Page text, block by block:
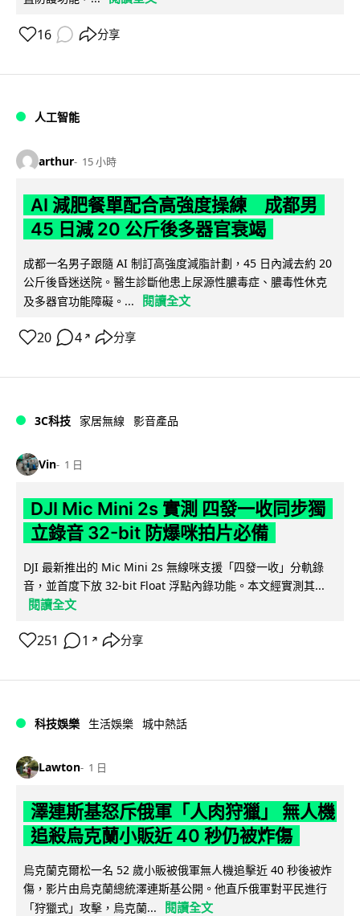
16 分享
人工智能
arthur 15 小時
AI 減肥餐單配合高強度操練 成都男
45 日減 20 公斤後多器官衰竭
成都一名男子跟隨 AI 制訂高強度減脂計劃，45 日內減去約 20
公斤後昏迷送院。醫生診斷他患上尿源性膿毒症、膿毒性休克
及多器官功能障礙。...
閱讀全文
20 4 ↗ 分享
3C科技 家居無線 影音產品
Vin 1 日
DJI Mic Mini 2s 實測 四發一收同步獨
立錄音 32-bit 防爆咪拍片必備
DJI 最新推出的 Mic Mini 2s 無線咪支援「四發一收」分軌錄
音，並首度下放 32-bit Float 浮點內錄功能。本文經實測其...
閱讀全文
251 1 ↗ 分享
科技娛樂 生活娛樂 城中熱話
Lawton 1 日
澤連斯基怒斥俄軍「人肉狩獵」 無人機
追殺烏克蘭小販近 40 秒仍被炸傷
烏克蘭克爾松一名 52 歲小販被俄軍無人機追擊近 40 秒後被炸
傷，影片由烏克蘭總統澤連斯基公開。他直斥俄軍對平民進行
「狩獵式」攻擊，烏克蘭...
閱讀全文